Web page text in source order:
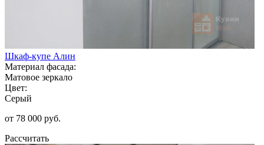
Шкаф-купе Алин
Материал фасада:
Матовое зеркало
Цвет:
Серый
от 78 000 руб.
Рассчитать